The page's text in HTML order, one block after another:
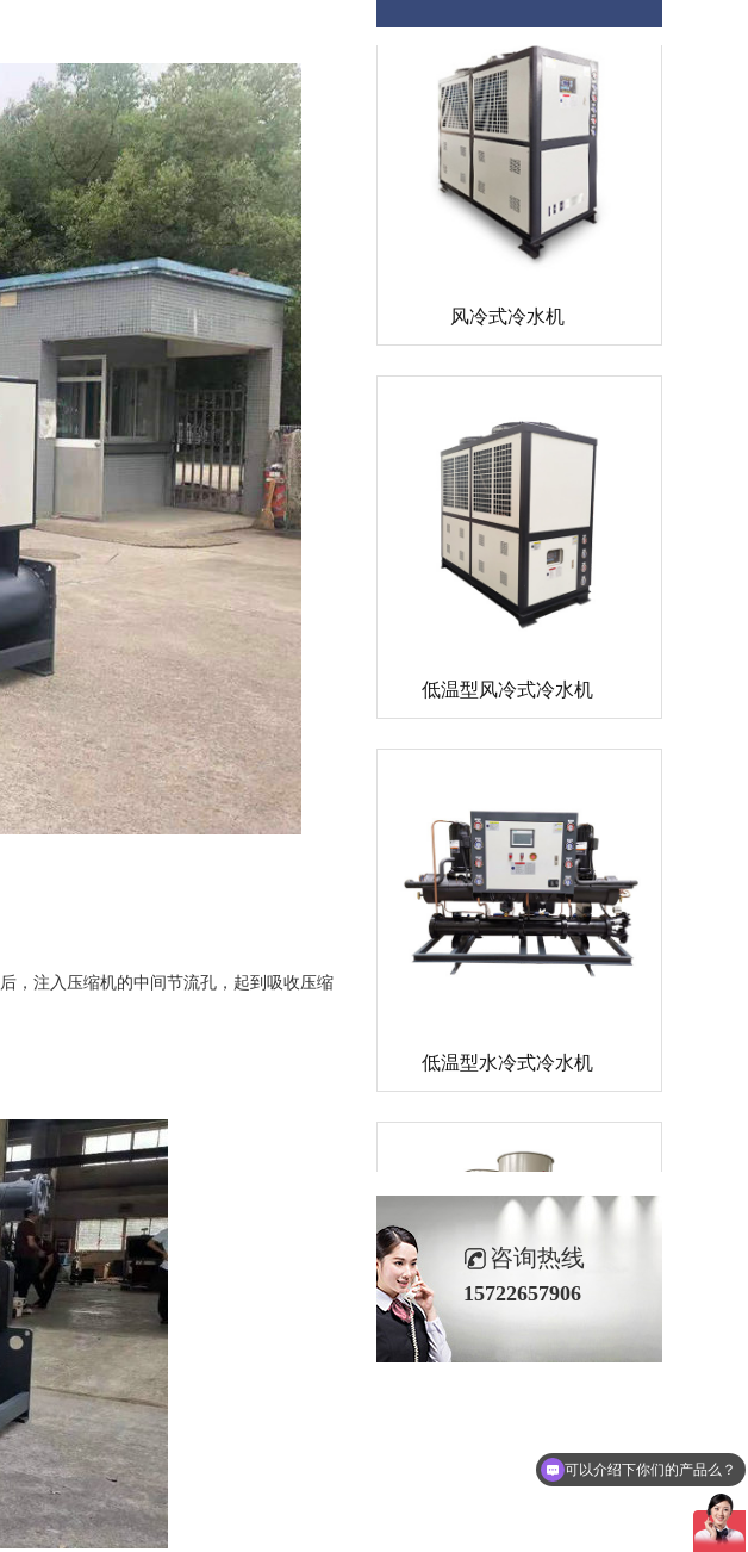
，注入压缩机的中间节流孔，起到吸收压缩
咨询热线
15722657906
可以介绍下你们的产品么？